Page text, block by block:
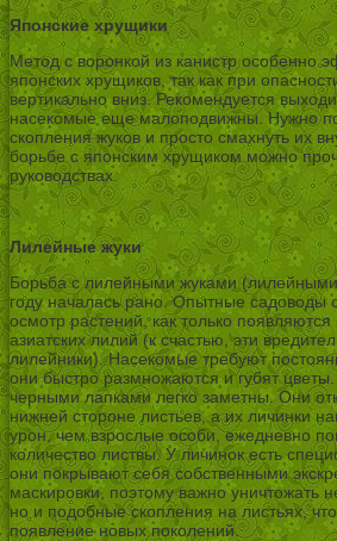
Японские хрущики
Метод с воронкой из канистр особенно
японских хрущиков, так как при
вертикально вниз. Рекомендуется
насекомые еще малоподвижны. Нужно
скопления жуков и просто смахнуть их
борьбе с японским хрущиком можно
руководствах.
Лилейные жуки
Борьба с лилейными жуками
году началась рано. Опытные садоводы
осмотр растений, как только
азиатских лилий (к счастью, эти
лилейники). Насекомые требуют
они быстро размножаются и губят
черными лапками легко заметны. Они
нижней стороне листьев, а их личинки
урон, чем взрослые особи, ежедневно
количество листвы. У личинок есть
они покрывают себя собственными
маскировки, поэтому важно уничтожать
но и подобные скопления на листьях,
появление новых поколений.